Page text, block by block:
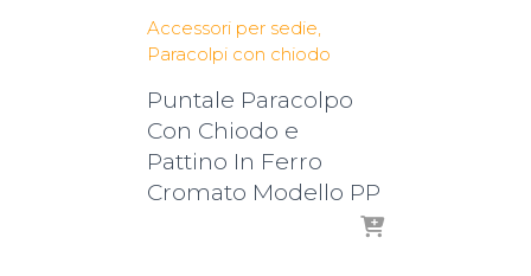
Accessori per sedie
Paracolpi con chiodo
Puntale Paracolpo
Con Chiodo e
Pattino In Ferro
Cromato Modello PP